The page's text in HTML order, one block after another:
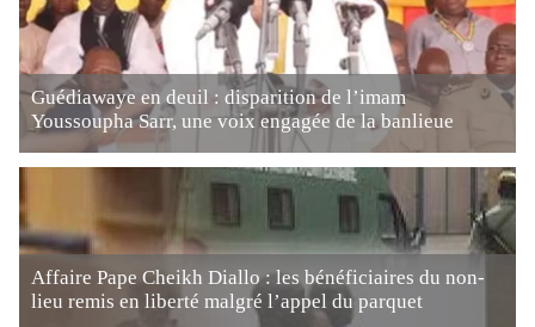
Guédiawaye en deuil : disparition de l’imam
Youssoupha Sarr, une voix engagée de la banlieue
Affaire Pape Cheikh Diallo : les bénéficiaires du non-
lieu remis en liberté malgré l’appel du parquet